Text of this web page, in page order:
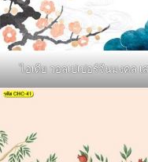
ไอเดีย วอลเปเปอร์จีนมงคล